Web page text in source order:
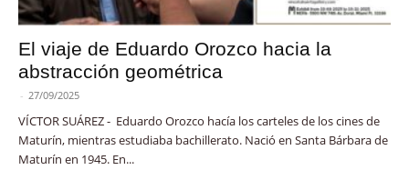
El viaje de Eduardo Orozco hacia la
abstracción geométrica
- 27/09/2025
VÍCTOR SUÁREZ - Eduardo Orozco hacía los carteles de los cines de
Maturín, mientras estudiaba bachillerato. Nació en Santa Bárbara de
Maturín en 1945. En...